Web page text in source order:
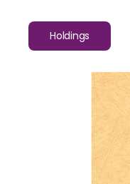
Holdings